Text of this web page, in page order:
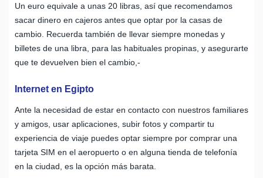
Un euro equivale a unas 20 libras, así que recomendamos
sacar dinero en cajeros antes que optar por la casas de
cambio. Recuerda también de llevar siempre monedas y
billetes de una libra, para las habituales propinas, y asegurarte
que te devuelven bien el cambio,-
Internet en Egipto
Ante la necesidad de estar en contacto con nuestros familiares
y amigos, usar aplicaciones, subir fotos y compartir tu
experiencia de viaje puedes optar siempre por comprar una
tarjeta SIM en el aeropuerto o en alguna tienda de telefonía
en la ciudad, es la opción más barata.